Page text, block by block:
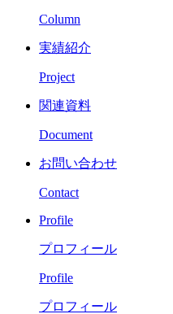
Column
実績紹介
Project
関連資料
Document
お問い合わせ
Contact
Profile
プロフィール
Profile
プロフィール